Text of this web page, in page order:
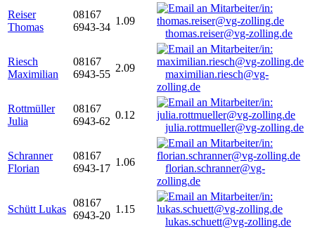
Reiser
Thomas
08167
6943-34
1.09
thomas.reiser@vg-zolling.de
Riesch
Maximilian
08167
6943-55
2.09
maximilian.riesch@vg-
zolling.de
Rottmüller
Julia
08167
6943-62
0.12
julia.rottmueller@vg-zolling.de
Schranner
Florian
08167
6943-17
1.06
florian.schranner@vg-
zolling.de
Schütt Lukas
08167
6943-20
1.15
lukas.schuett@vg-zolling.de